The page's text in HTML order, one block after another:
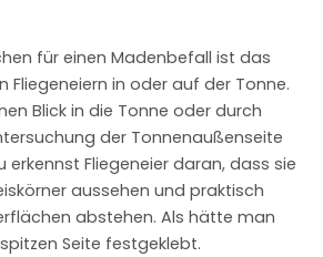
für einen Madenbefall ist das
Fliegeneiern in oder auf der Tonne.
Blick in die Tonne oder durch
der Tonnenaußenseite
erkennst Fliegeneier daran, dass sie
aussehen und praktisch
abstehen. Als hätte man
Seite festgeklebt.